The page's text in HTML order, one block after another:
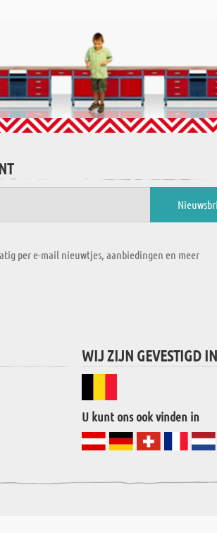
per e-mail nieuwtjes, aanbiedingen en meer
WIJ ZIJN GEVESTIGD IN
U kunt ons ook vinden in